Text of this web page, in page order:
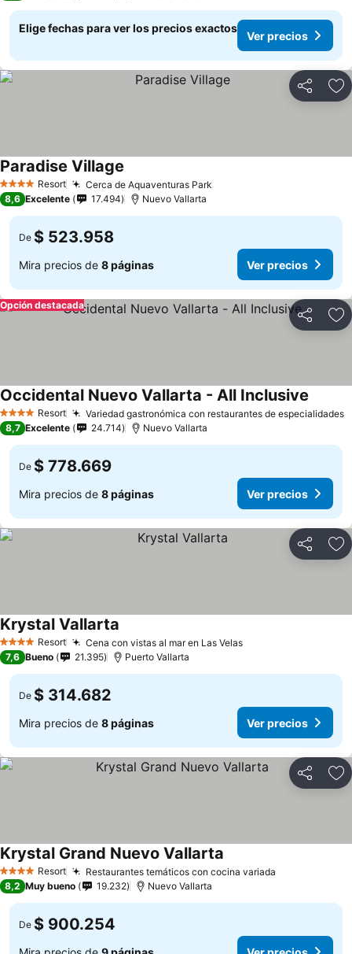
Elige fechas para ver los precios exactos
Ver precios
Compartir
4 EstrellasResort Cerca de Aquaventuras Park
Paradise Village
8,6 Excelente 17.494 Nuevo Vallarta
De $ 523.958
Mira precios de 8 páginas Ver precios
Compartir
Opción destacada
4 EstrellasResort Variedad gastronómica con restaurantes de especialidades
Occidental Nuevo Vallarta - All Inclusive
8,7 Excelente 24.714 Nuevo Vallarta
De $ 778.669
Mira precios de 8 páginas Ver precios
Compartir
4 EstrellasResort Cena con vistas al mar en Las Velas
Krystal Vallarta
7,6 Bueno 21.395 Puerto Vallarta
De $ 314.682
Mira precios de 8 páginas Ver precios
Compartir
4 EstrellasResort Restaurantes temáticos con cocina variada
Krystal Grand Nuevo Vallarta
8,2 Muy bueno 19.232 Nuevo Vallarta
De $ 900.254